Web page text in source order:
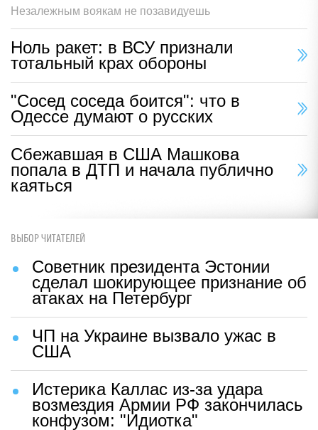
Незалежным воякам не позавидуешь
Ноль ракет: в ВСУ признали
тотальный крах обороны
"Сосед соседа боится": что в
Одессе думают о русских
Сбежавшая в США Машкова
попала в ДТП и начала публично
каяться
ВЫБОР ЧИТАТЕЛЕЙ
Советник президента Эстонии
сделал шокирующее признание об
атаках на Петербург
ЧП на Украине вызвало ужас в
США
Истерика Каллас из-за удара
возмездия Армии РФ закончилась
конфузом: "Идиотка"